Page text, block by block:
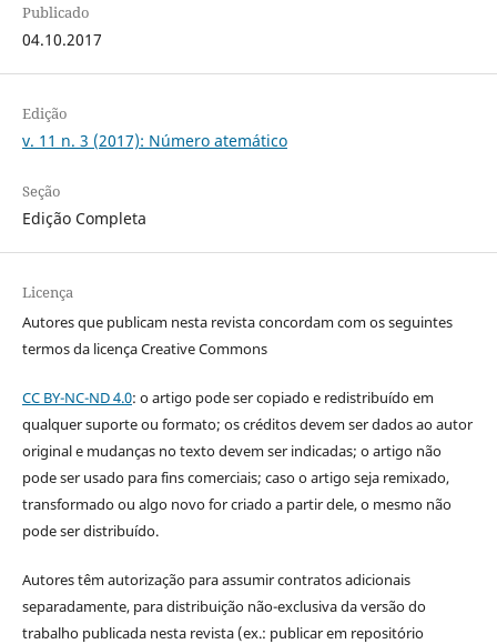
Publicado
04.10.2017
Edição
v. 11 n. 3 (2017): Número atemático
Seção
Edição Completa
Licença
Autores que publicam nesta revista concordam com os seguintes
termos da licença Creative Commons
CC BY-NC-ND 4.0: o artigo pode ser copiado e redistribuído em
qualquer suporte ou formato; os créditos devem ser dados ao autor
original e mudanças no texto devem ser indicadas; o artigo não
pode ser usado para fins comerciais; caso o artigo seja remixado,
transformado ou algo novo for criado a partir dele, o mesmo não
pode ser distribuído.
Autores têm autorização para assumir contratos adicionais
separadamente, para distribuição não-exclusiva da versão do
trabalho publicada nesta revista (ex.: publicar em repositório